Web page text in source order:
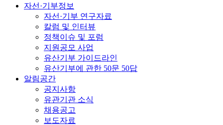
자선·기부정보
자선·기부 연구자료
칼럼 및 인터뷰
정책이슈 및 포럼
지원공모 사업
유산기부 가이드라인
유산기부에 관한 50문 50답
알림공간
공지사항
유관기관 소식
채용공고
보도자료